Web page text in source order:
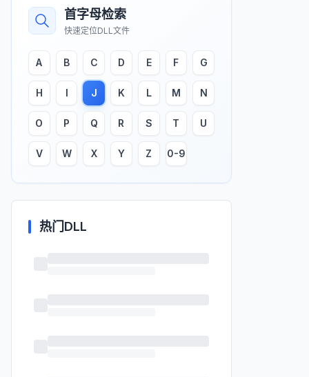
首字母检索
快速定位DLL文件
A B C D E F G
H I J K L M N
O P Q R S T U
V W X Y Z 0-9
热门DLL